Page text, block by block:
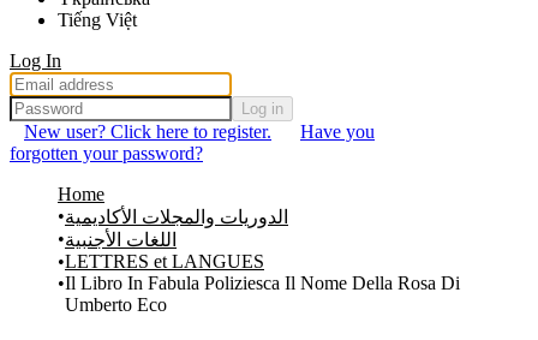
Tiếng Việt
Log In
Log in
New user? Click here to register.
Have you
forgotten your password?
Home
الدوريات والمجلات الأكاديمية
اللغات الأجنبية
LETTRES et LANGUES
Il Libro In Fabula Poliziesca Il Nome Della Rosa Di
Umberto Eco